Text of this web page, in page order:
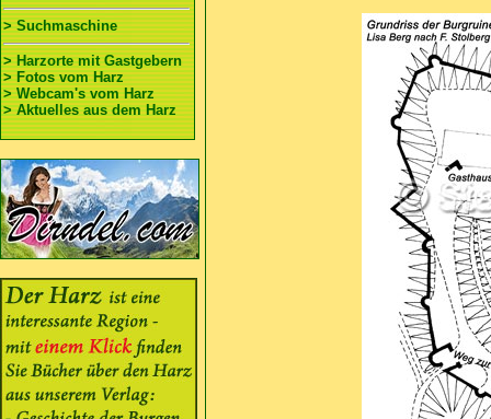
> Suchmaschine
> Harzorte mit Gastgebern
> Fotos vom Harz
> Webcam's vom Harz
> Aktuelles aus dem Harz